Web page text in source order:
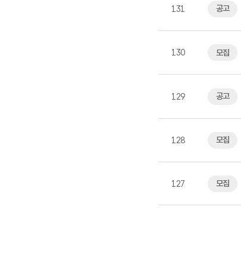
131 공고
130 모집
129 공고
128 모집
127 모집